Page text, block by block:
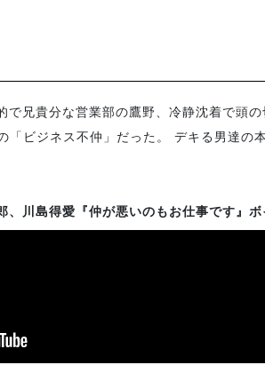
兄貴分な営業部の鷹野、冷静沈着で頭
ビジネス不仲」だった。 デキる男達の
川島得愛『仲が悪いのもお仕事です』ボ